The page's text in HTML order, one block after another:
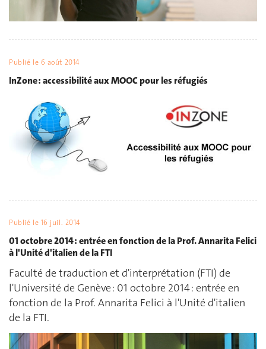
Publié le 6 août 2014
InZone : accessibilité aux MOOC pour les réfugiés
Publié le 16 juil. 2014
01 octobre 2014 : entrée en fonction de la Prof. Annarita Felici
à l'Unité d'italien de la FTI
Faculté de traduction et d'interprétation (FTI) de
l'Université de Genève : 01 octobre 2014 : entrée en
fonction de la Prof. Annarita Felici à l'Unité d'italien
de la FTI.